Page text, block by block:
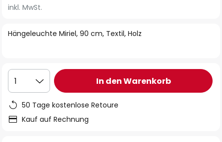
der
springen
Hängeleuchte Miriel, 90 cm, Textil, Holz
inkl. MwSt.
1 In den Warenkorb
50 Tage kostenlose Retoure
Kauf auf Rechnung